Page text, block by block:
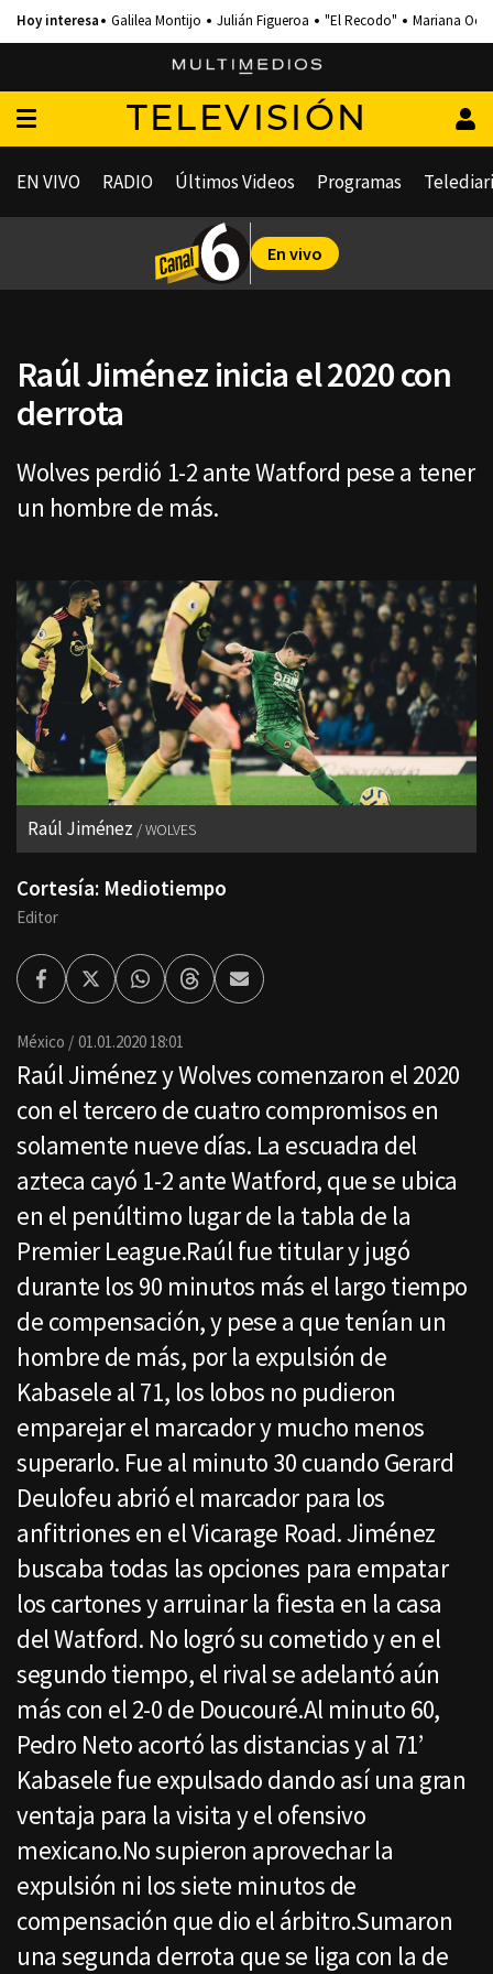
Galilea Montijo Julián Figueroa "El Recodo" Mariana
TELEVISIÓN
EN VIVO RADIO Últimos Videos Programas
En vivo
Raúl Jiménez inicia el 2020 con
derrota
Wolves perdió 1-2 ante Watford pese a tener
un hombre de más.
Raúl Jiménez WOLVES
Cortesía: Mediotiempo
Editor
FacebookTwitterWhatsappThreadsEnviar
por
México 01.01.2020 18:01
Raúl Jiménez y Wolves comenzaron el 2020
con el tercero de cuatro compromisos en
solamente nueve días. La escuadra del
azteca cayó 1-2 ante Watford, que se ubica
en el penúltimo lugar de la tabla de la
Premier League.Raúl fue titular y jugó
durante los 90 minutos más el largo tiempo
de compensación, y pese a que tenían un
hombre de más, por la expulsión de
Kabasele al 71, los lobos no pudieron
emparejar el marcador y mucho menos
superarlo. Fue al minuto 30 cuando Gerard
Deulofeu abrió el marcador para los
anfitriones en el Vicarage Road. Jiménez
buscaba todas las opciones para empatar
los cartones y arruinar la fiesta en la casa
del Watford. No logró su cometido y en el
segundo tiempo, el rival se adelantó aún
más con el 2-0 de Doucouré.Al minuto 60,
Pedro Neto acortó las distancias y al 71’
Kabasele fue expulsado dando así una gran
ventaja para la visita y el ofensivo
mexicano.No supieron aprovechar la
expulsión ni los siete minutos de
compensación que dio el árbitro.Sumaron
una segunda derrota que se liga con la de